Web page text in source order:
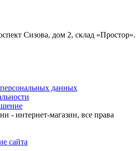
Сизова, дом 2, склад «Простор».
данных
- интернет-магазин, все права
сайта